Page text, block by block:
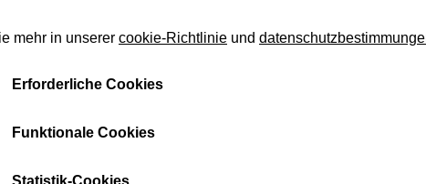
und Taschen
Handtücher
Seife und Shampoo Lakritz und
€ 12,04
Ylang Ylang hat einen charakteristischen Duft, der sowohl
Aroma, das als reichhaltig und sinnlich beschrieben
und beruhigend und vermittelt ein Gefühl von Wohlbefinden
Tipp: Wenn Sie Ihre Wäsche mit unparfümiertem
mehr in unserer cookie-Richtlinie und
Erforderliche Cookies
Funktionale Cookies
Statistik-Cookies